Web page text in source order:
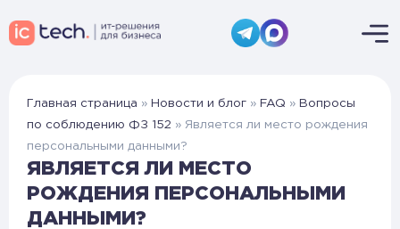
Главная страница » Новости и блог » FAQ » Вопросы
по соблюдению ФЗ 152 » Является ли место рождения
персональными данными?
ЯВЛЯЕТСЯ ЛИ МЕСТО
РОЖДЕНИЯ ПЕРСОНАЛЬНЫМИ
ДАННЫМИ?